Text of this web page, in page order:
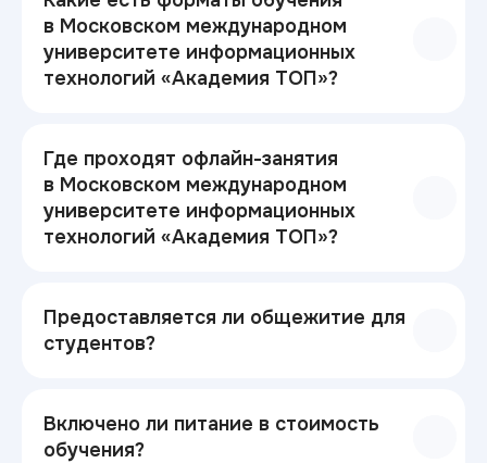
в Московском международном
университете информационных
технологий «Академия ТОП»?
Где проходят офлайн-занятия
в Московском международном
университете информационных
технологий «Академия ТОП»?
Предоставляется ли общежитие для
студентов?
Включено ли питание в стоимость
обучения?